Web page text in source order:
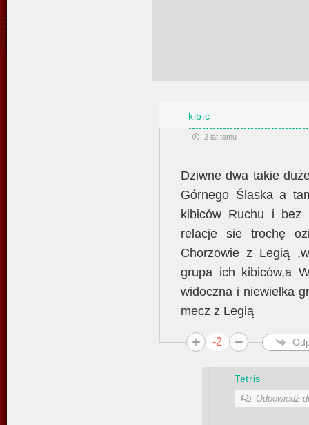
kibic
2 lat temu
Dziwne dwa takie
Górnego Ślaska a
kibiców Ruchu i bez
relacje sie trochę
Chorzowie z Legią
grupa ich kibiców,a
widoczna i niewielka
mecz z Legią
-2
Tetris
Odpowiedź